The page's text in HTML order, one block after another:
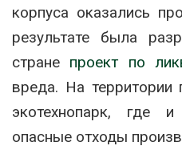
корпуса оказались
результате была
стране проект по
вреда. На территории
экотехнопарк, где
опасные отходы